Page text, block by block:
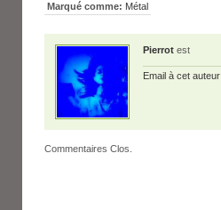
Marqué comme: Métal
Pierrot est
Email à cet auteur
Commentaires Clos.